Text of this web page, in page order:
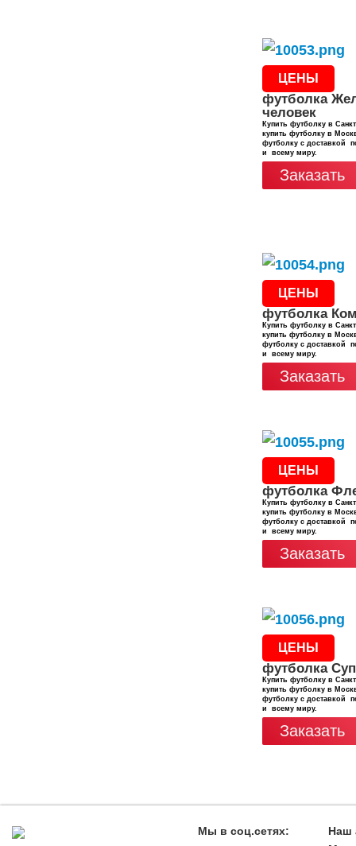
ЦЕНЫ
футболка
человек
Купить футболку в
купить футболку в
футболку с доставкой
и всему миру.
Заказать
ЦЕНЫ
футболка
Купить футболку в
купить футболку в
футболку с доставкой
и всему миру.
Заказать
ЦЕНЫ
футболка
Купить футболку в
купить футболку в
футболку с доставкой
и всему миру.
Заказать
ЦЕНЫ
футболка
Купить футболку в
купить футболку в
футболку с доставкой
и всему миру.
Заказать
Мы в соц.сетях:
Наш